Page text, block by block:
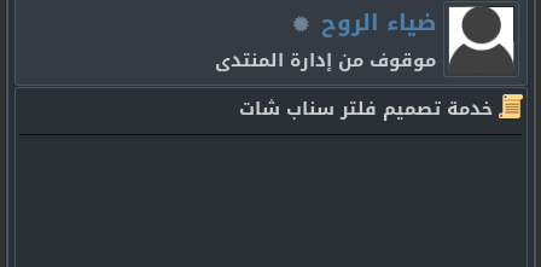
ضياء الروح
موقوف من إدارة المنتدى
خدمة تصميم فلتر سناب شات